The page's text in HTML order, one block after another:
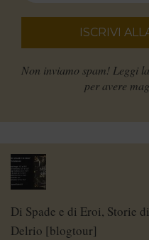
Non inviamo spam! Leggi
per avere
Di Spade e di Eroi, Storie
Delrio [blogtour]